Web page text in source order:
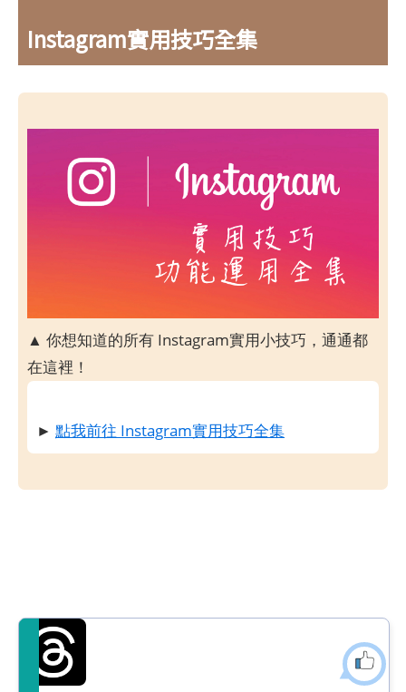
Instagram實用技巧全集
▲ 你想知道的所有 Instagram實用小技巧，通通都
在這裡！
► 點我前往 Instagram實用技巧全集